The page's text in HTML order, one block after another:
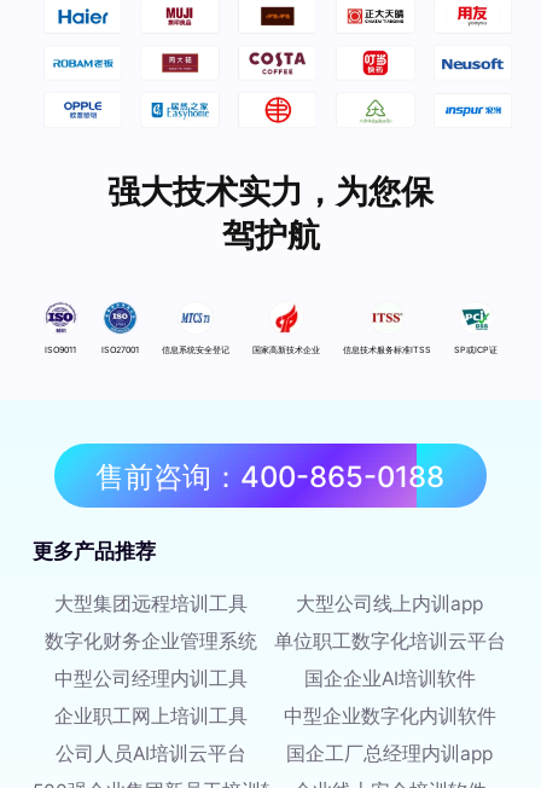
强大技术实力，为您保
驾护航
ISO9011 ISO27001 信息系统安全登记 国家高新技术企业 信息技术服务标准ITSS SP或ICP证
售前咨询：400-865-0188
更多产品推荐
大型集团远程培训工具
大型公司线上内训app
数字化财务企业管理系统
单位职工数字化培训云平台
中型公司经理内训工具
国企企业AI培训软件
企业职工网上培训工具
中型企业数字化内训软件
公司人员AI培训云平台
国企工厂总经理内训app